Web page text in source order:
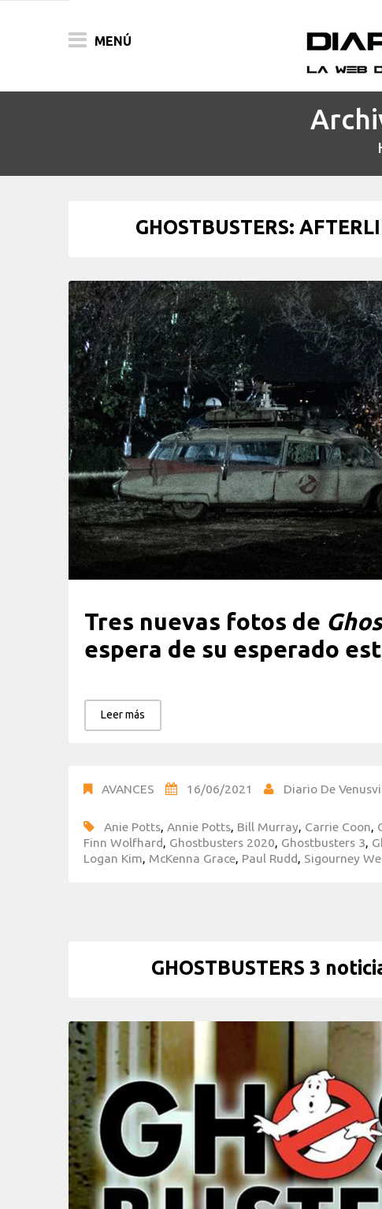
MENÚ
GHOSTBUSTERS:
Tres nuevas fotos de
espera de su esperado
Leer más
AVANCES 16/06/2021 Diario De
Anie Potts, Annie Potts, Bill Murray, Carrie Coon,
Finn Wolfhard, Ghostbusters 2020, Ghostbusters 3,
Logan Kim, McKenna Grace, Paul Rudd, Sigourney
GHOSTBUSTERS 3
FESTIVALES